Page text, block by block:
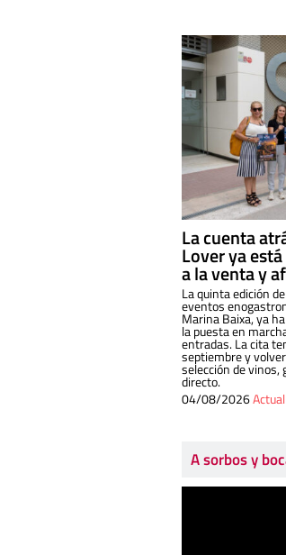
La cuenta
Lover ya
a la venta y
La quinta edición
eventos
Marina Baixa, ya
la puesta en
entradas. La cita
septiembre y
selección de
directo.
04/08/2026
A sorbos y